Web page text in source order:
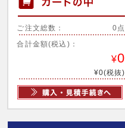
ご注文総数： 0点
合計金額(税込)：
¥0
¥0(税抜)